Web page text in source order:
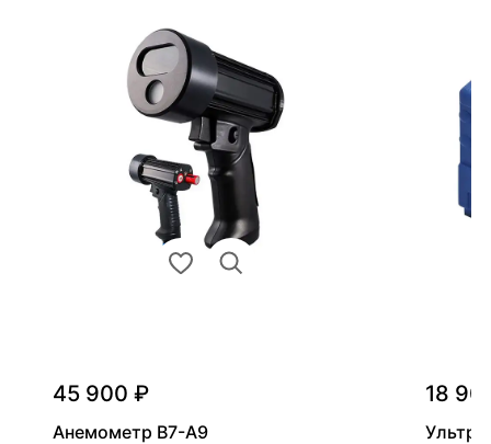
45 900 ₽
Анемометр В7-А9
18